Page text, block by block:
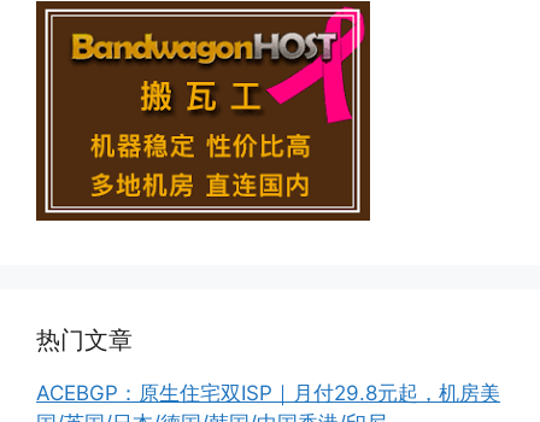
热门文章
ACEBGP：原生住宅双ISP｜月付29.8元起，机房美